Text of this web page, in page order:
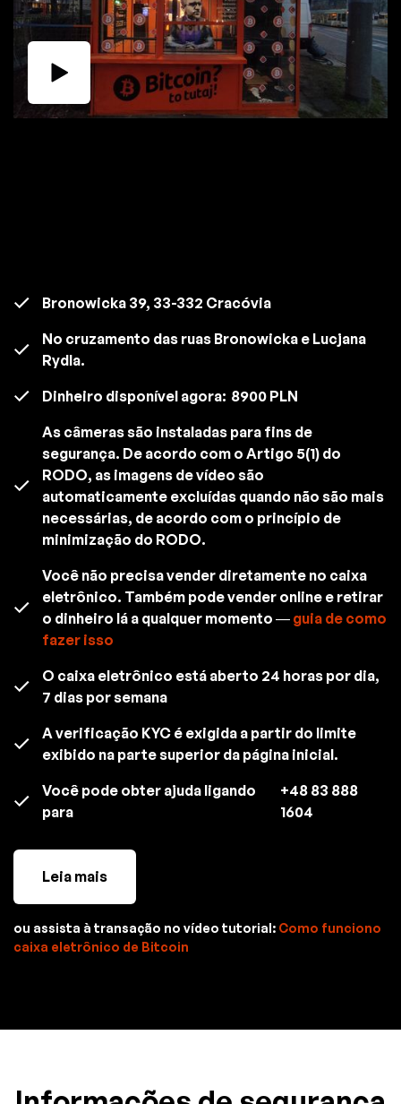
Bronowicka 39, 33-332 Cracóvia
No cruzamento das ruas Bronowicka e Lucjana
Rydla.
Dinheiro disponível agora: 8900 PLN
As câmeras são instaladas para fins de
segurança. De acordo com o Artigo 5(1) do
RODO, as imagens de vídeo são
automaticamente excluídas quando não são mais
necessárias, de acordo com o princípio de
minimização do RODO.
Você não precisa vender diretamente no caixa
eletrônico. Também pode vender online e retirar
o dinheiro lá a qualquer momento — guia de como
fazer isso
O caixa eletrônico está aberto 24 horas por dia,
7 dias por semana
A verificação KYC é exigida a partir do limite
exibido na parte superior da página inicial.
Você pode obter ajuda ligando
para
+48 83 888
1604
Leia mais
ou assista à transação no vídeo tutorial: Como funciono
caixa eletrônico de Bitcoin